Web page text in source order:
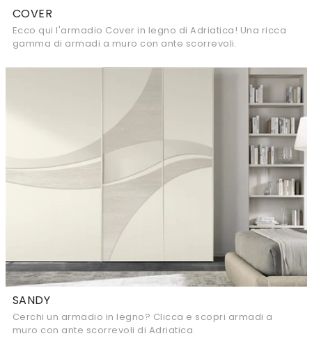
COVER
Ecco qui l'armadio Cover in legno di Adriatica! Una ricca
gamma di armadi a muro con ante scorrevoli.
SANDY
Cerchi un armadio in legno? Clicca e scopri armadi a
muro con ante scorrevoli di Adriatica.